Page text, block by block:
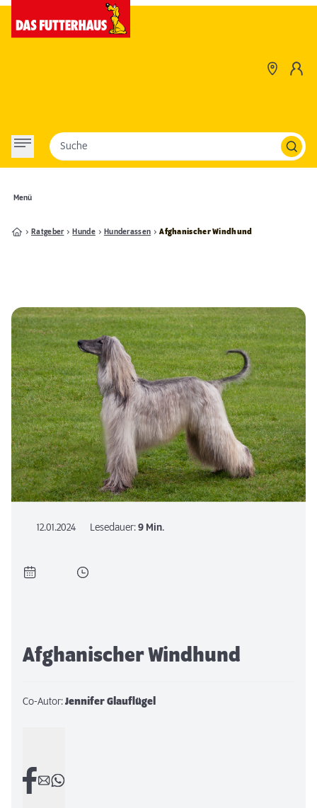
Menü
Suche
Ratgeber Hunde Hunderassen Afghanischer Windhund
12.01.2024 Lesedauer:9 Min.
Afghanischer Windhund
Co-Autor:Jennifer Glauflügel